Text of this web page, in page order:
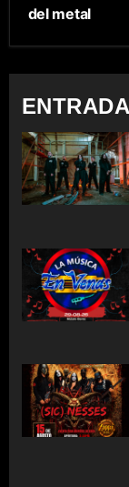
E
G
A
C
I
Ó
N
D
E
E
N
T
del metal